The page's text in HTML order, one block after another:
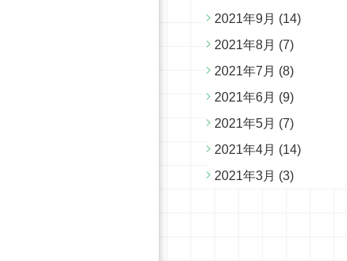
2021年9月 (14)
2021年8月 (7)
2021年7月 (8)
2021年6月 (9)
2021年5月 (7)
2021年4月 (14)
2021年3月 (3)